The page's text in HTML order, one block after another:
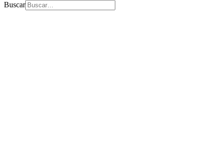
Buscar